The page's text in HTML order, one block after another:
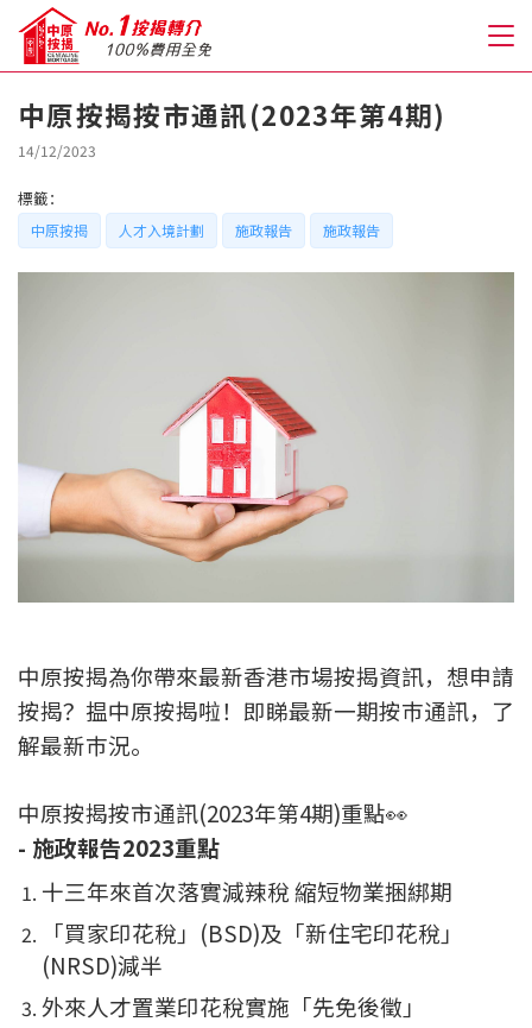
關於我們
格到至抵按揭
優惠禮遇
新盤優越按揭優惠
推薦齊齊友賞
按揭工具
轉按計算
供款年期計算
中原按揭按市通訊(2023年第4期)
14/12/2023
標籤：
中原按揭 人才入境計劃 施政報告 施政報告
中原按揭為你帶來最新香港市場按揭資訊，想申請
按揭？揾中原按揭啦！即睇最新一期按巿通訊，了
解最新巿況。
中原按揭按市通訊(2023年第4期)重點👀
- 施政報告2023重點
十三年來首次落實減辣稅 縮短物業捆綁期
「買家印花稅」(BSD)及「新住宅印花稅」
(NRSD)減半
外來人才置業印花稅實施「先免後徵」